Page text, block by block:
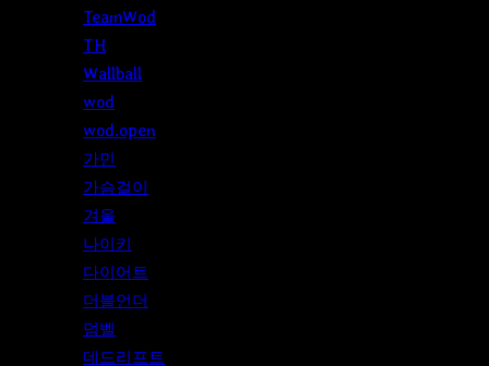
TeamWod
TH
Wallball
wod
wod.open
가민
가슴걸이
겨울
나이키
다이어트
더블언더
덤벨
데드리프트